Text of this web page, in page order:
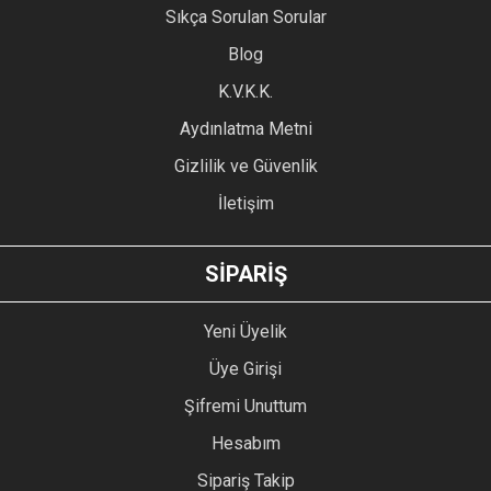
Ürün açıklamasında eksik bilgiler bulunuyor.
Ürün bilgilerinde hatalar bulunuyor.
Ürün fiyatı diğer sitelerden daha pahalı.
GÖNDER
Sıkça Sorulan Sorular
Blog
K.V.K.K.
Aydınlatma Metni
Gizlilik ve Güvenlik
İletişim
SİPARİŞ
Yeni Üyelik
Üye Girişi
Şifremi Unuttum
Hesabım
Sipariş Takip